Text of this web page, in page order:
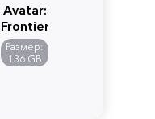
Avatar:
Frontiers
of
Pandora
Размер:
136 GB